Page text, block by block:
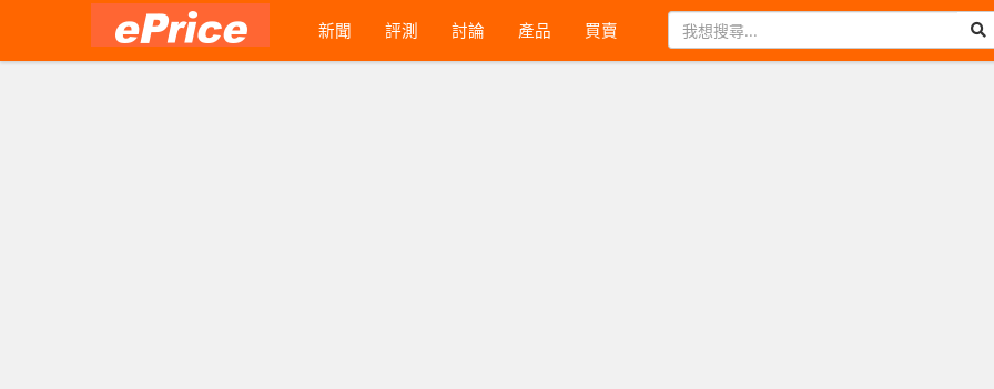
新聞 評測 討論 產品 買賣